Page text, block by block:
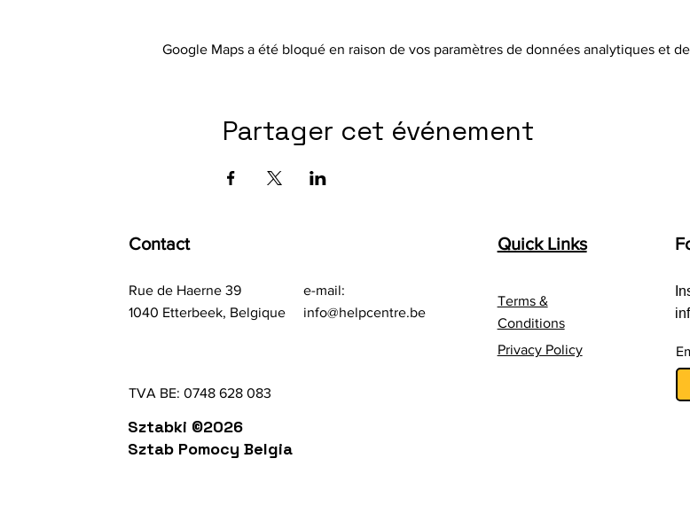
Google Maps a été bloqué en raison de vos paramètres de données analytiques et
Partager cet événement
Contact
Rue de Haerne 39
1040 Etterbeek, Belgique
e-mail:
info@helpcentre.be
TVA BE: 0748 628 083
Sztabki ©2026
Sztab Pomocy Belgia
Quick Links
Terms &
Conditions
Privacy Policy